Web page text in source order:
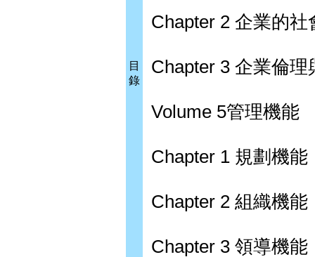
目
錄
Chapter 2 企業的
Chapter 3 企業倫理
Volume 5管理機能
Chapter 1 規劃機能
Chapter 2 組織機能
Chapter 3 領導機能